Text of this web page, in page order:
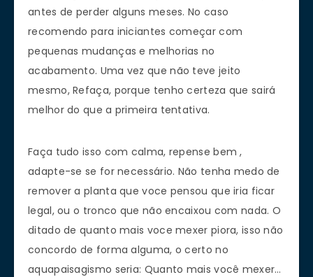
antes de perder alguns meses. No caso
recomendo para iniciantes começar com
pequenas mudanças e melhorias no
acabamento. Uma vez que não teve jeito
mesmo, Refaça, porque tenho certeza que sairá
melhor do que a primeira tentativa.
Faça tudo isso com calma, repense bem ,
adapte-se se for necessário. Não tenha medo de
remover a planta que voce pensou que iria ficar
legal, ou o tronco que não encaixou com nada. O
ditado de quanto mais voce mexer piora, isso não
concordo de forma alguma, o certo no
aquapaisagismo seria: Quanto mais você mexer…